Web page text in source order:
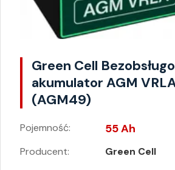
Green Cell
akumulator AGM
(AGM49)
Pojemność: 55 Ah
Producent: Green Cell